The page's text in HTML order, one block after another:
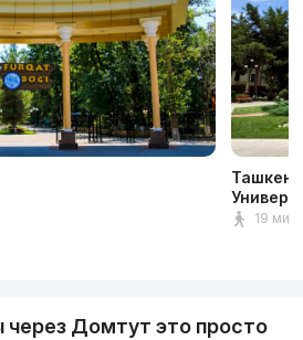
19 мин
через Домтут это просто